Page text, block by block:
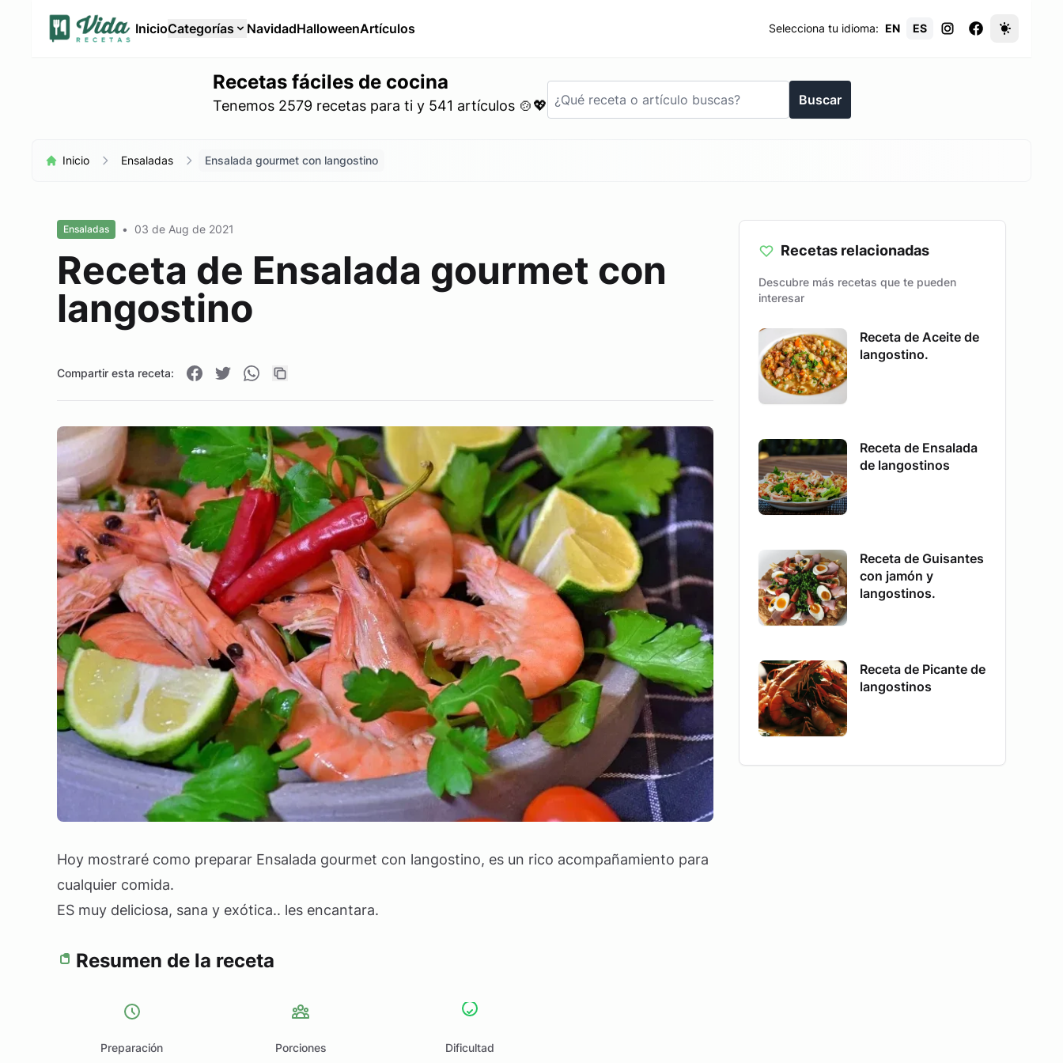
InicioCategorías NavidadHalloweenArtículos Selecciona tu idioma: EN ES
Recetas fáciles de cocina
Tenemos 2579 recetas para ti y 541 artículos 🍲💖 Buscar
Inicio Ensaladas Ensalada gourmet con langostino
Ensaladas • 03 de Aug de 2021
Receta de Ensalada gourmet con
langostino
Compartir esta receta:
Hoy mostraré como preparar Ensalada gourmet con langostino, es un rico acompañamiento para
cualquier comida.
ES muy deliciosa, sana y exótica.. les encantara.
Resumen de la receta
Preparación Porciones Dificultad
Recetas relacionadas
Descubre más recetas que te pueden
interesar
Receta de Aceite de
langostino.
Receta de Ensalada
de langostinos
Receta de Guisantes
con jamón y
langostinos.
Receta de Picante de
langostinos